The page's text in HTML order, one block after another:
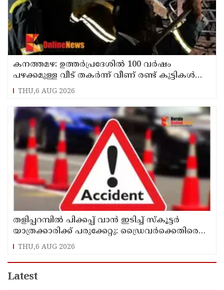
കനത്തമഴ: ഉത്തര്‍പ്രദേശില്‍ 100 വര്‍ഷം
പഴക്കമുള്ള വീട് തകര്‍ന്ന് വീണ് രണ്ട് കുട്ടികള്‍
ഉള്‍പ്പടെ 6 പേര്‍ക്ക് ദാരുണാന്ത്യം
THU,6 AUG 2026
തളിപ്പറമ്പിൽ പിക്കപ്പ് വാൻ ഇടിച്ച് സ്‌കൂട്ടർ
യാത്രക്കാരിക്ക് പരുക്കേറ്റു: ഡ്രൈവർക്കെതിരെ
കേസെടുത്തു
THU,6 AUG 2026
Latest